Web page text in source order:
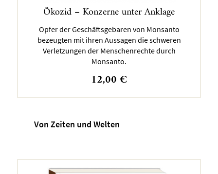
Ökozid – Konzerne unter Anklage
Opfer der Geschäftsgebaren von Monsanto
bezeugten mit ihren Aussagen die schweren
Verletzungen der Menschenrechte durch
Monsanto.
12,00 €
Von Zeiten und Welten